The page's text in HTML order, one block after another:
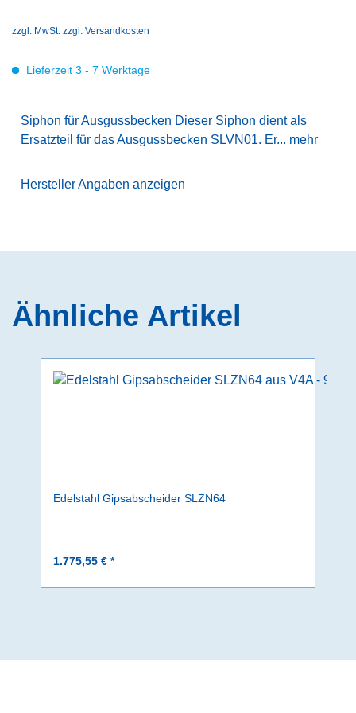
zzgl. MwSt. zzgl. Versandkosten
Lieferzeit 3 - 7 Werktage
Siphon für Ausgussbecken Dieser Siphon dient als
Ersatzteil für das Ausgussbecken SLVN01. Er... mehr
Hersteller Angaben anzeigen
Ähnliche Artikel
Edelstahl Gipsabscheider SLZN64
1.775,55 € *